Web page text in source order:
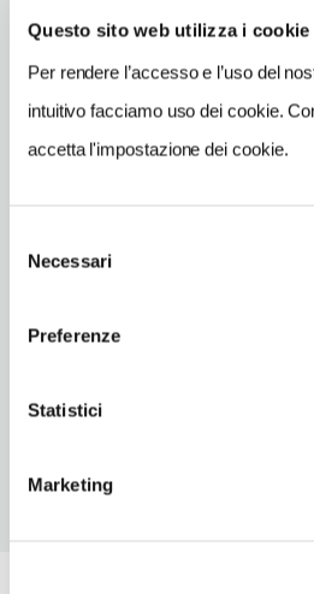
Questo sito web utilizza i cookie
Per rendere l’accesso e l’uso del
intuitivo facciamo uso dei cookie.
accetta l'impostazione dei cookie.
delNecessari
Preferenze
Statistici
Marketing
SITO WEB
www.castellosanmarco.it
INDIRIZZO EMAIL
booking@castellosanmarco.it
dicembre chiuso